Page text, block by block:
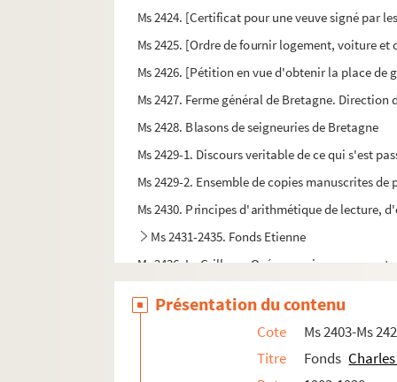
Ms 2424. [Certificat pour une veuve signé par
Ms 2425. [Ordre de fournir logement, voiture
Ms 2426. [Pétition en vue d'obtenir la place de
Ms 2427. Ferme général de Bretagne. Direction
Ms 2428. Blasons de seigneuries de Bretagne
Ms 2429-1. Discours veritable de ce qui s'est
Ms 2429-2. Ensemble de copies manuscrites
Ms 2430. Principes d'arithmétique de lecture,
Ms 2431-2435. Fonds Etienne
Ms 2436. Le Grilloux. Opéra-comique en un acte
Ms 2450. [Lettres et cartes postales adressées
Présentation du contenu
Cote
Ms 2403-Ms
Titre
Fonds